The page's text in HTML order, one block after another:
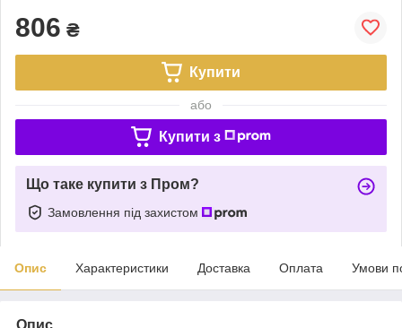
806 ₴
Купити
або
Купити з
Що таке купити з Пром?
Замовлення під захистом
Опис Характеристики Доставка Оплата Умови
Опис